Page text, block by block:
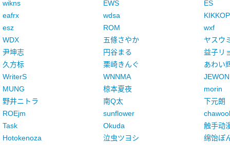
wikns
EWS
ES
eafrx
wdsa
KIKKOP
esz
ROM
wxf
WDX
五條さやか
ヤスウ
尹坤志
円谷まる
益子リ
久方标
栗崎きんぐ
あわい
WriterS
WNNMA
JEWON
MUNG
椋本夏夜
morin
野井ニトラ
南Q太
下元朗
ROEjm
sunflower
Task
Okuda
触手动
Hotokenoza
泣虫ツヨシ
绵饴ぽ